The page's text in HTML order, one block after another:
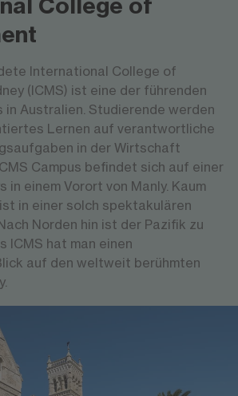
International College of
(ICMS) ist eine der führenden
in Australien. Studierende werden
Lernen auf verantwortliche
in der Wirtschaft
Campus befindet sich auf einer
in einem Vorort von Manly. Kaum
in einer solch spektakulären
Norden hin ist der Pazifik zu
ICMS hat man einen
auf den weltweit berühmten